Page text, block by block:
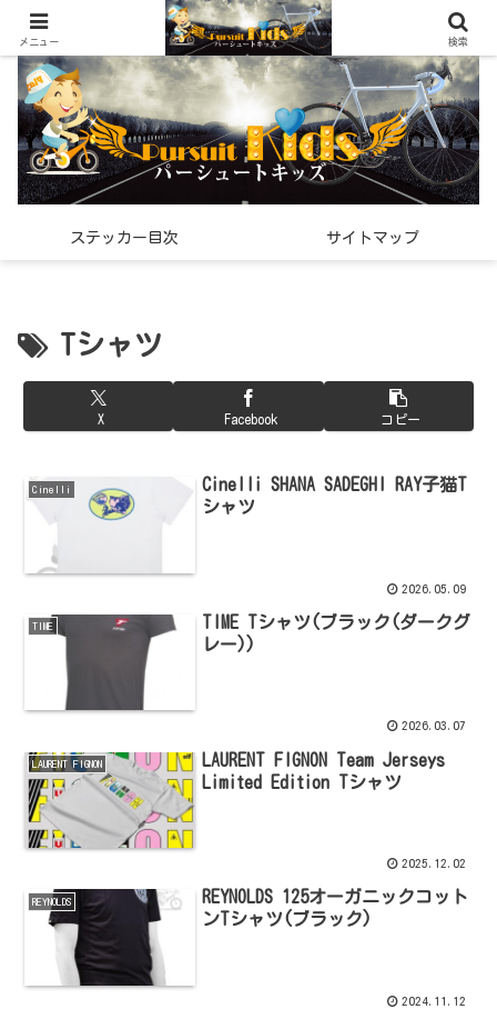
世界中で見つけた「希少なスポーツ雑貨」の紹介メディア
ステッカー目次 サイトマップ
Tシャツ
X Facebook コピー
Cinelli
Cinelli SHANA SADEGHI RAY子猫T
シャツ
2026.05.09
TIME
TIME Tシャツ(ブラック(ダークグ
レー))
2026.03.07
LAURENT FIGNON
LAURENT FIGNON Team Jerseys
Limited Edition Tシャツ
2025.12.02
REYNOLDS
REYNOLDS 125オーガニックコット
ンTシャツ(ブラック)
2024.11.12
メニュー 検索